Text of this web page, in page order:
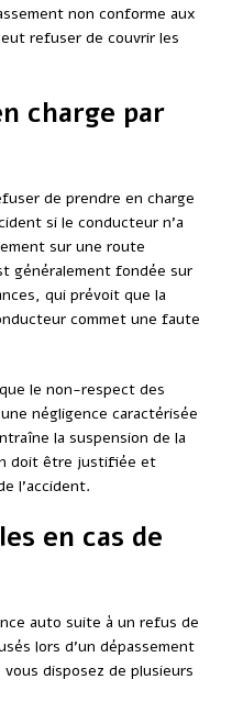
non conforme aux
refuser de couvrir les
charge par
de prendre en charge
si le conducteur n’a
sur une route
généralement fondée sur
qui prévoit que la
commet une faute
le non-respect des
négligence caractérisée
la suspension de la
doit être justifiée et
l’accident.
en cas de
auto suite à un refus de
lors d’un dépassement
disposez de plusieurs